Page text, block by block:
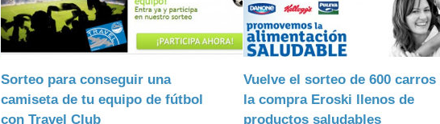
Sorteo para conseguir una
camiseta de tu equipo de fútbol
con Travel Club
Vuelve el sorteo de 600 carros
la compra Eroski llenos de
productos saludables